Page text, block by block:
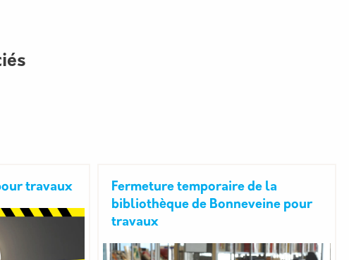
travaux
Fermeture temporaire de la
bibliothèque de Bonneveine pour
travaux